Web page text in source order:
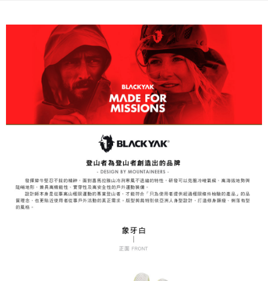
２．訂單成立數日內，您將收到繳費通知簡訊。
３．收到繳費通知簡訊後14天內，點擊此簡訊中的連結，可透過四大超商／
ATM／網路銀行／等多元方式進行付款，方視為交易完成。
※ 請注意：結帳手續完成當下不需立刻繳費，但若您需要取消訂單，請聯絡
購買商品的店家。未經商家同意取消之訂單仍視為有效，需透過AFTEE先享
後付繳納相關費用。
※ 交易是否成功請以「AFTEE先享後付 」之結帳頁面顯示為準，若有關於
是否繳費成功／繳費後需取消欲退款等相關疑問，請聯繫「AFTEE先享後付
客戶支援中心」https://netprotections.freshdesk.com/support/home
１．透過由恩沛科技股份有限公司提供之「AFTEE先享後付」服務完成之交
易，需依本服務之必要範圍內提供個人資料，並將交易相關給付款項請求債
權轉讓予恩沛科技股份有限公司。
２．關於個人資料處理事宜，請瀏覽以下網址：
https://aftee.tw/terms/#terms3
３．未成年的使用者請事先徵得法定代理人或監護人之同意方可使用
「AFTEE先享後付」，若未經同意申辦者引起之損失，本公司不負相關責
４．使用「AFTEE先享後付」時，將依據個別帳號之用戶狀況，依本公司即
時審查核予不同之上限額度；若仍有額度不足之情形，本公司將視審查結果
恩沛科技股份有限公司將有權停止該用戶之使用額度並採取法律行動。
每筆NT$60，滿NT$599(含以上)免運費
萊爾富取貨付款
每筆NT$60，滿NT$799(含以上)免運費
付款後萊爾富取貨
每筆NT$60，滿NT$799(含以上)免運費
每筆NT$60，滿NT$799(含以上)免運費
每筆NT$60，滿NT$799(含以上)免運費
宅配
每筆NT$70，滿NT$799(含以上)免運費